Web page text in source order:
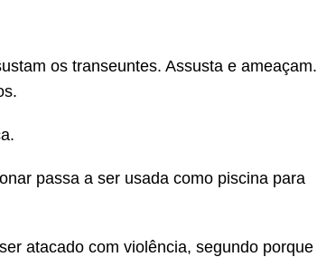
os transeuntes. Assusta e ameaçam.
passa a ser usada como piscina para
atacado com violência, segundo porque